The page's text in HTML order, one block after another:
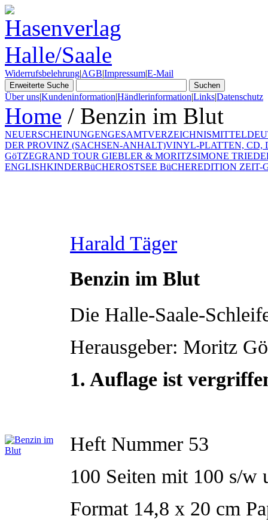
Widerrufsbelehrung|AGB|Impressum|E-Mail
Über uns|Kundeninformation|Händlerinformation|Links|Datenschutz
Home / Benzin im Blut
NEUERSCHEINUNGENGESAMTVERZEICHNIS
DER PROVINZ (SACHSEN-ANHALT)VINYL-PLATTEN, CD,
GöTZEGRAND TOUR GIEBLER & MORITZSIMONE
ENGLISHKINDERBüCHEROSTSEE BüCHEREDITION ZEIT-
Harald Täger
Benzin im Blut
Die Halle-Saale-
Herausgeber: Moritz
1. Auflage ist
Heft Nummer 53
100 Seiten mit 100 s/w
Format 14,8 x 20 cm